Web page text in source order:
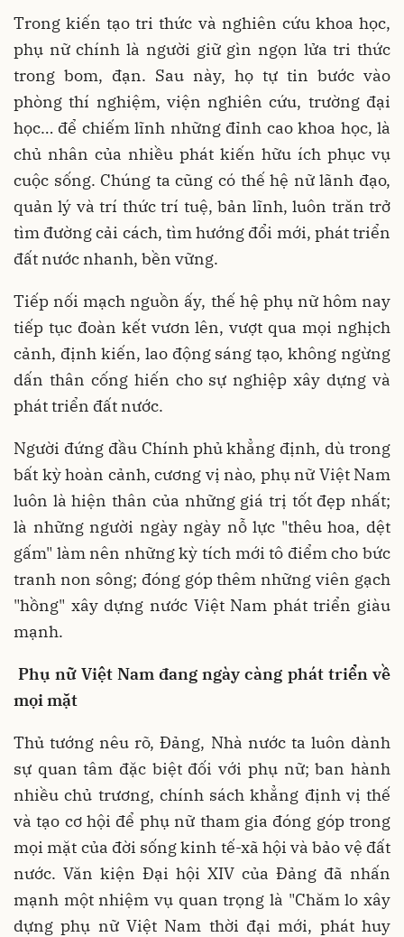
Trong kiến tạo tri thức và nghiên cứu khoa học,
phụ nữ chính là người giữ gìn ngọn lửa tri thức
trong bom, đạn. Sau này, họ tự tin bước vào
phòng thí nghiệm, viện nghiên cứu, trường đại
học… để chiếm lĩnh những đỉnh cao khoa học, là
chủ nhân của nhiều phát kiến hữu ích phục vụ
cuộc sống. Chúng ta cũng có thế hệ nữ lãnh đạo,
quản lý và trí thức trí tuệ, bản lĩnh, luôn trăn trở
tìm đường cải cách, tìm hướng đổi mới, phát triển
đất nước nhanh, bền vững.
Tiếp nối mạch nguồn ấy, thế hệ phụ nữ hôm nay
tiếp tục đoàn kết vươn lên, vượt qua mọi nghịch
cảnh, định kiến, lao động sáng tạo, không ngừng
dấn thân cống hiến cho sự nghiệp xây dựng và
phát triển đất nước.
Người đứng đầu Chính phủ khẳng định, dù trong
bất kỳ hoàn cảnh, cương vị nào, phụ nữ Việt Nam
luôn là hiện thân của những giá trị tốt đẹp nhất;
là những người ngày ngày nỗ lực "thêu hoa, dệt
gấm" làm nên những kỳ tích mới tô điểm cho bức
tranh non sông; đóng góp thêm những viên gạch
"hồng" xây dựng nước Việt Nam phát triển giàu
mạnh.
Phụ nữ Việt Nam đang ngày càng phát triển về
mọi mặt
Thủ tướng nêu rõ, Đảng, Nhà nước ta luôn dành
sự quan tâm đặc biệt đối với phụ nữ; ban hành
nhiều chủ trương, chính sách khẳng định vị thế
và tạo cơ hội để phụ nữ tham gia đóng góp trong
mọi mặt của đời sống kinh tế-xã hội và bảo vệ đất
nước. Văn kiện Đại hội XIV của Đảng đã nhấn
mạnh một nhiệm vụ quan trọng là "Chăm lo xây
dựng phụ nữ Việt Nam thời đại mới, phát huy